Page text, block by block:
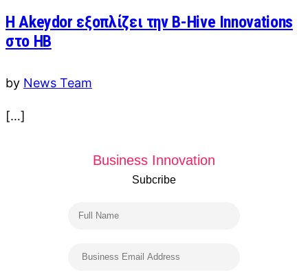
Η Akeydor εξοπλίζει την B-Hive Innovations
στο ΗΒ
by News Team
[…]
Business Innovation
Subcribe